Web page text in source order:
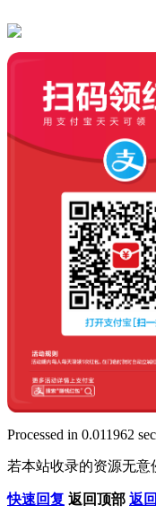
Processed in 0.011962
若本站收录的资源无意
快速回复 返回顶部 返